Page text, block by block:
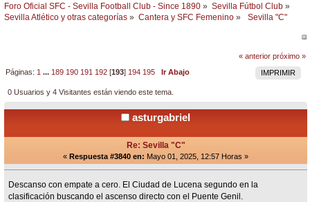
Foro Oficial SFC - Sevilla Football Club - Since 1890 » Sevilla Fútbol Club »
Sevilla Atlético y otras categorías » Cantera y SFC Femenino » Sevilla "C"
« anterior próximo »
IMPRIMIR
Páginas: 1 ... 189 190 191 192 [193] 194 195 Ir Abajo
0 Usuarios y 4 Visitantes están viendo este tema.
asturgabriel
Re: Sevilla "C"
« Respuesta #3840 en: Mayo 01, 2025, 12:57 Horas »
Descanso con empate a cero. El Ciudad de Lucena segundo en la
clasificación buscando el ascenso directo con el Puente Genil.